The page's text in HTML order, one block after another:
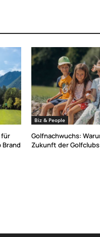
für
Brand
Biz & People
Golfnachwuchs:
Zukunft der